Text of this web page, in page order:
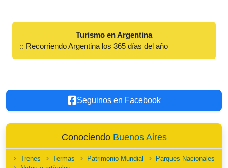
Turismo en Argentina
:: Recorriendo Argentina los 365 días del año
Seguinos en Facebook
Conociendo Buenos Aires
Trenes Termas Patrimonio Mundial
Parques Nacionales